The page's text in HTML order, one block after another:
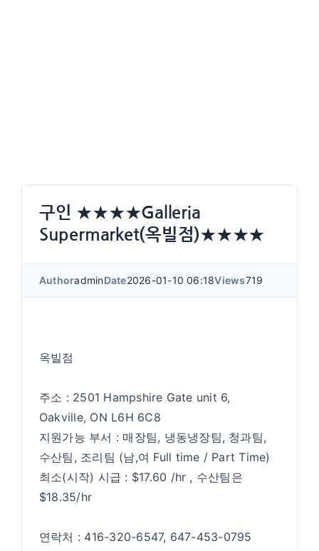
구인 ★★★★Galleria
Supermarket(옥빌점)★★★★
AuthoradminDate2026-01-10 06:18Views719
옥빌점
주소 : 2501 Hampshire Gate unit 6,
Oakville, ON L6H 6C8
지원가능 부서 : 매장팀, 냉동냉장팀, 청과팀,
수산팀, 조리팀 (남,여 Full time / Part Time)
최소(시작) 시급 : $17.60 /hr , 수산팀은
$18.35/hr
연락처 : 416-320-6547, 647-453-0795